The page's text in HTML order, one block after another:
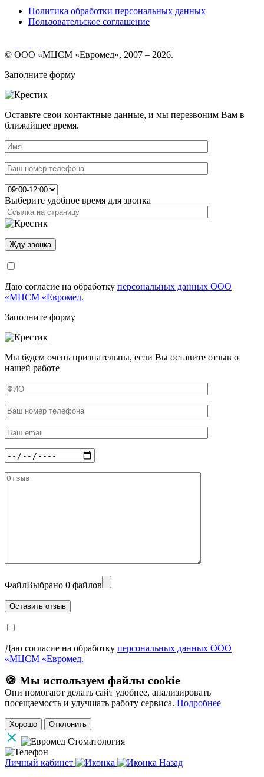
Политика обработки персональных данных
Пользовательское соглашение
© ООО «МЦСМ «Евромед», 2007 – 2026.
Заполните форму
Оставьте свои контактные данные, и мы перезвоним Вам в
ближайшее время.
Выберите удобное время для звонка
Даю согласие на обработку персональных данных ООО
«МЦСМ «Евромед.
Заполните форму
Мы будем очень признательны, если Вы оставите отзыв о
нашей работе
ФайлВыбрано 0 файлов
Даю согласие на обработку персональных данных ООО
«МЦСМ «Евромед.
🍪 Мы используем файлы cookie
Они помогают делать сайт удобнее, анализировать
посещаемость и улучшать работу сервиса. Подробнее
Хорошо Отклонить
Личный кабинет
Назад